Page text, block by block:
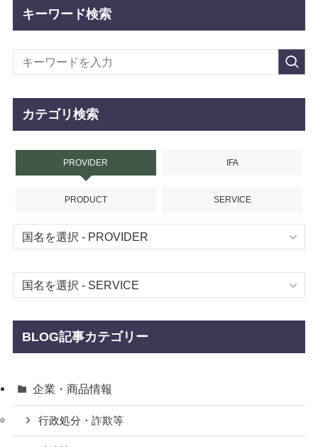
キーワード検索
カテゴリ検索
PROVIDER IFA
PRODUCT SERVICE
BLOG記事カテゴリー
企業・商品情報
行政処分・詐欺等